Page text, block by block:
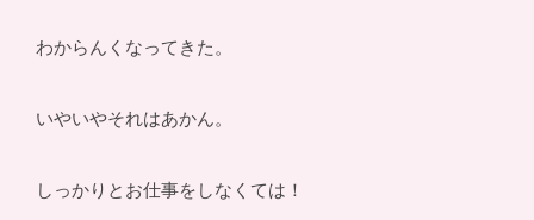
わからんくなってきた。
いやいやそれはあかん。
しっかりとお仕事をしなくては！